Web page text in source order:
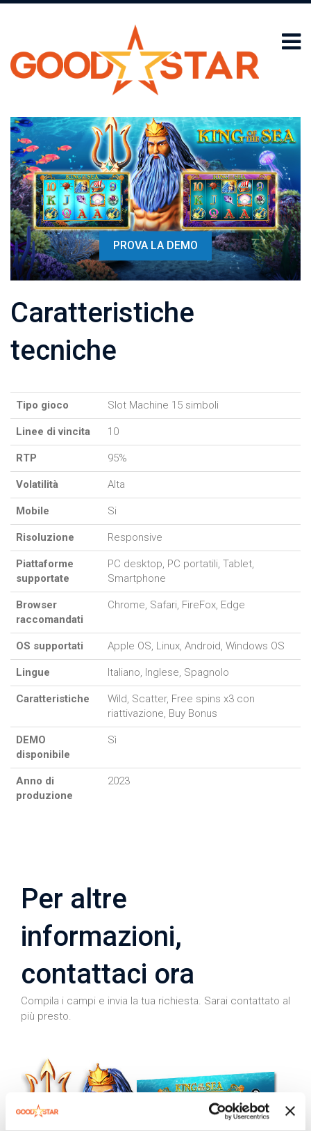
PROVA LA DEMO
Caratteristiche
tecniche
Tipo gioco Slot Machine 15 simboli
Linee di vincita 10
RTP 95%
Volatilità Alta
Mobile Si
Risoluzione Responsive
Piattaforme
supportate
PC desktop, PC portatili, Tablet,
Smartphone
Browser
raccomandati
Chrome, Safari, FireFox, Edge
OS supportati Apple OS, Linux, Android, Windows OS
Lingue Italiano, Inglese, Spagnolo
Caratteristiche
Wild, Scatter, Free spins x3 con
riattivazione, Buy Bonus
DEMO
disponibile
Sì
Anno di
produzione
2023
Per altre
informazioni,
contattaci ora
Compila i campi e invia la tua richiesta. Sarai contattato al
più presto.